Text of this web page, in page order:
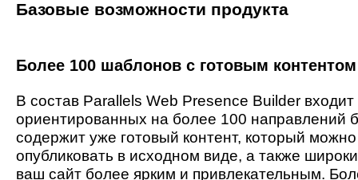
Базовые возможности продукта
Более 100 шаблонов с готовым контентом
В состав Parallels Web Presence Builder
ориентированных на более 100 направлений
содержит уже готовый контент, который
опубликовать в исходном виде, а также
ваш сайт более ярким и привлекательным.